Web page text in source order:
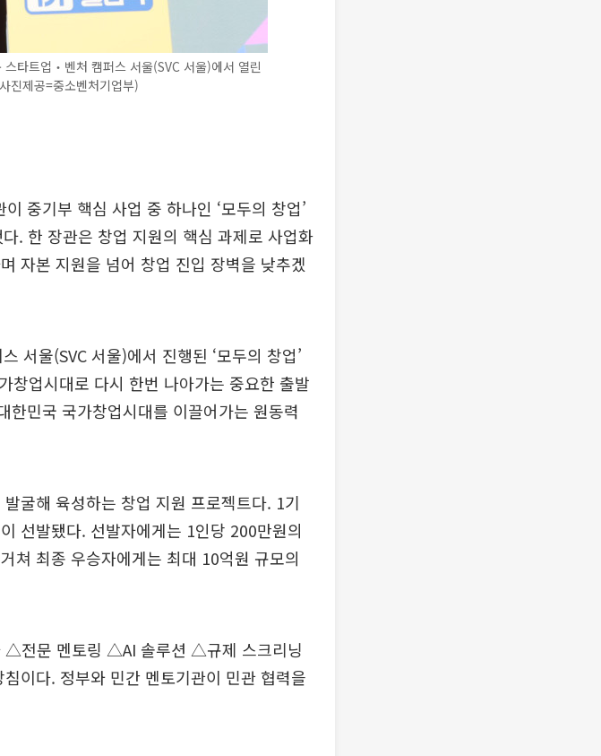
타트업‧벤처 캠퍼스 서울(SVC 서울)에서 열린
진제공=중소벤처기업부)
중기부 핵심 사업 중 하나인 ‘모두의 창업’
. 한 장관은 창업 지원의 핵심 과제로 사업화
자본 지원을 넘어 창업 진입 장벽을 낮추겠
서울(SVC 서울)에서 진행된 ‘모두의 창업’
창업시대로 다시 한번 나아가는 중요한 출발
민국 국가창업시대를 이끌어가는 원동력
굴해 육성하는 창업 지원 프로젝트다. 1기
선발됐다. 선발자에게는 1인당 200만원의
쳐 최종 우승자에게는 최대 10억원 규모의
△전문 멘토링 △AI 솔루션 △규제 스크리닝
이다. 정부와 민간 멘토기관이 민관 협력을